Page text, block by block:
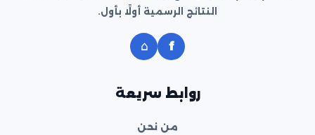
النتائج الرسمية أولًا بأول.
f
⌂
روابط سريعة
من نحن